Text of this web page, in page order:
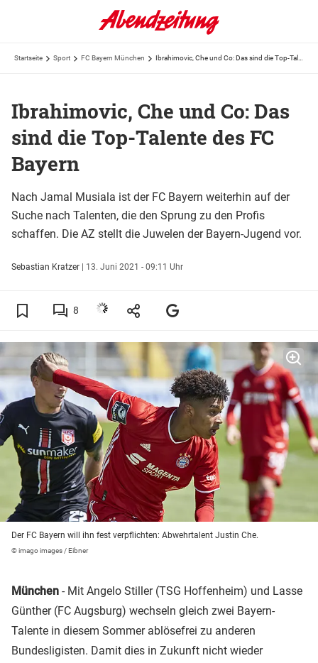
Startseite Sport FC Bayern München
Ibrahimovic, Che und Co: Das
sind die Top-Talente des FC
Bayern
Nach Jamal Musiala ist der FC Bayern weiterhin auf der
Suche nach Talenten, die den Sprung zu den Profis
schaffen. Die AZ stellt die Juwelen der Bayern-Jugend vor.
Sebastian Kratzer | 13. Juni 2021 - 09:11 Uhr
8
Der FC Bayern will ihn fest verpflichten: Abwehrtalent Justin Che.
© imago images / Eibner
München - Mit Angelo Stiller (TSG Hoffenheim) und Lasse
Günther (FC Augsburg) wechseln gleich zwei Bayern-
Talente in diesem Sommer ablösefrei zu anderen
Bundesligisten. Damit dies in Zukunft nicht wieder